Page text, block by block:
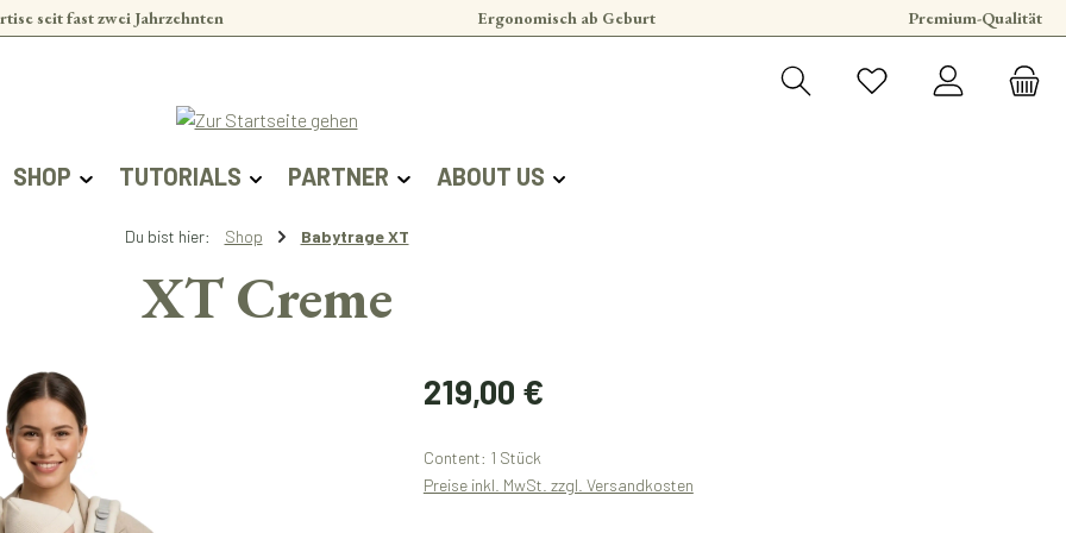
seit fast zwei Jahrzehnten Ergonomisch ab Geburt Premium-Qualität
SHOP TUTORIALS PARTNER ABOUT US
Du bist hier: Shop Babytrage XT
XT Creme
Regular price:
219,00 €
Content: 1 Stück
Preise inkl. MwSt. zzgl. Versandkosten